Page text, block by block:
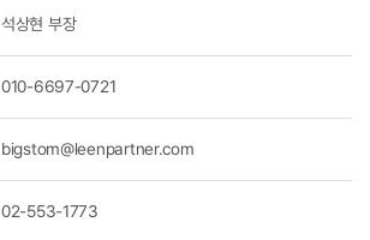
석상현 부장
010-6697-0721
bigstom@leenpartner.com
02-553-1773